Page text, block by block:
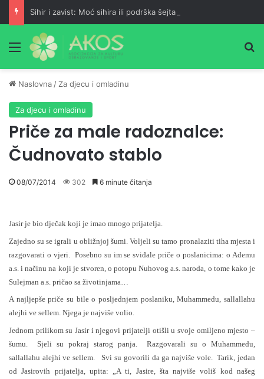
Sihir i zavist: Moć sihira ili podrška šejtana?
Meni
Naslovna / Za djecu i omladinu
Za djecu i omladinu
Priče za male radoznalce:
Čudnovato stablo
08/07/2014 302 6 minute čitanja
Jasir je bio dječak koji je imao mnogo prijatelja.
Zajedno su se igrali u obližnjoj šumi. Voljeli su tamo pronalaziti tiha mjesta i
razgovarati o vjeri. Posebno su im se sviđale priče o poslanicima: o Ademu
a.s. i načinu na koji je stvoren, o potopu Nuhovog a.s. naroda, o tome kako je
Sulejman a.s. pričao sa životinjama…
A najljepše priče su bile o posljednjem poslaniku, Muhammedu, sallallahu
alejhi ve sellem. Njega je najviše volio.
Jednom prilikom su Jasir i njegovi prijatelji otišli u svoje omiljeno mjesto –
šumu. Sjeli su pokraj starog panja. Razgovarali su o Muhammedu,
sallallahu alejhi ve sellem. Svi su govorili da ga najviše vole. Tarik, jedan
od Jasirovih prijatelja, upita: „A ti, Jasire, šta najviše voliš kod našeg